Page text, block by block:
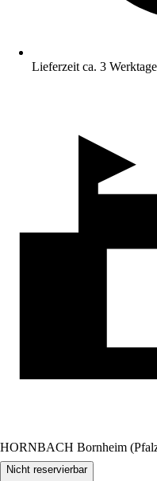
Lieferzeit ca. 3 Werktage
HORNBACH Bornheim
Nicht reservierbar